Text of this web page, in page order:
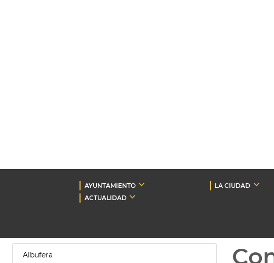
AYUNTAMIENTO LA CIUDAD
ACTUALIDAD
Albufera